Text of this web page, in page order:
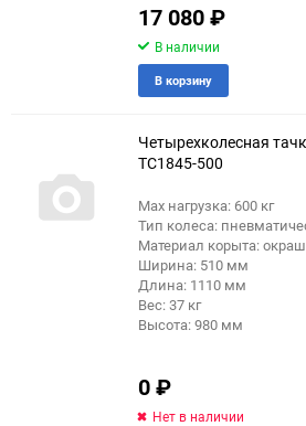
17 080₽
В наличии
В корзину
Четырехколесная
TC1845-500
Max нагрузка: 600 кг
Тип колеса:
Материал корыта:
Ширина: 510 мм
Длина: 1110 мм
Вес: 37 кг
Высота: 980 мм
0₽
Нет в наличии